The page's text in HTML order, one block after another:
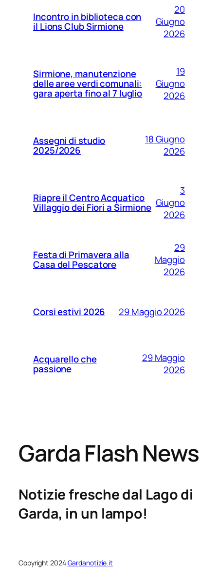
Incontro in biblioteca con
il Lions Club Sirmione
20
Giugno
2026
Sirmione, manutenzione
delle aree verdi comunali:
gara aperta fino al 7 luglio
19
Giugno
2026
Assegni di studio
2025/2026
18 Giugno
2026
Riapre il Centro Acquatico
Villaggio dei Fiori a Sirmione
3
Giugno
2026
Festa di Primavera alla
Casa del Pescatore
29
Maggio
2026
Corsi estivi 2026 29 Maggio 2026
Acquarello che
passione
29 Maggio
2026
Garda Flash News
Notizie fresche dal Lago di
Garda, in un lampo!
Copyright 2024Gardanotizie.it